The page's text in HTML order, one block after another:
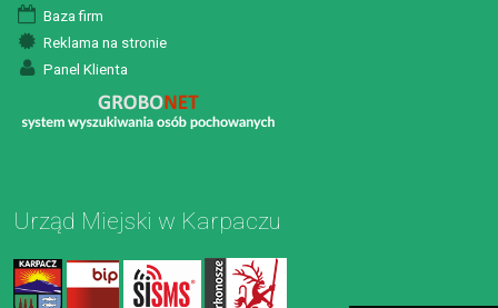
Baza firm
Reklama na stronie
Panel Klienta
Urząd Miejski w Karpaczu